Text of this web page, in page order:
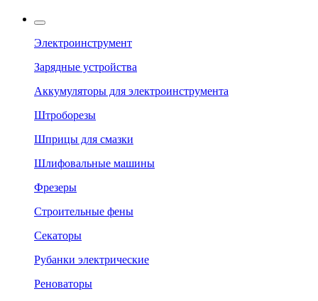
Электроинструмент
Зарядные устройства
Аккумуляторы для электроинструмента
Штроборезы
Шприцы для смазки
Шлифовальные машины
Фрезеры
Строительные фены
Секаторы
Рубанки электрические
Реноваторы